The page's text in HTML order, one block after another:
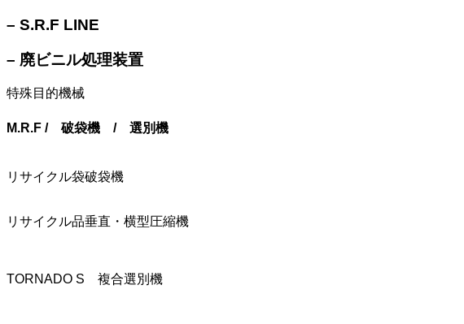
– S.R.F LINE
– 廃ビニル処理装置
特殊目的機械
M.R.F / 破袋機 / 選別機
リサイクル袋破袋機
リサイクル品垂直・横型圧縮機
TORNADO S 複合選別機